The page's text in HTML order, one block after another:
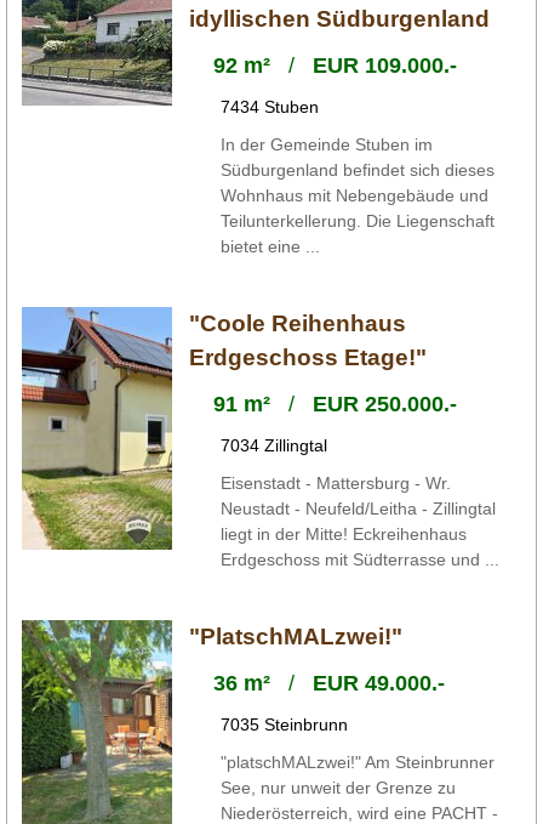
idyllischen Südburgenland
92 m²/ EUR 109.000.-
7434 Stuben
In der Gemeinde Stuben im
Südburgenland befindet sich dieses
Wohnhaus mit Nebengebäude und
Teilunterkellerung. Die Liegenschaft
bietet eine ...
"Coole Reihenhaus
Erdgeschoss Etage!"
91 m²/ EUR 250.000.-
7034 Zillingtal
Eisenstadt - Mattersburg - Wr.
Neustadt - Neufeld/Leitha - Zillingtal
liegt in der Mitte! Eckreihenhaus
Erdgeschoss mit Südterrasse und ...
"PlatschMALzwei!"
36 m²/ EUR 49.000.-
7035 Steinbrunn
"platschMALzwei!" Am Steinbrunner
See, nur unweit der Grenze zu
Niederösterreich, wird eine PACHT -